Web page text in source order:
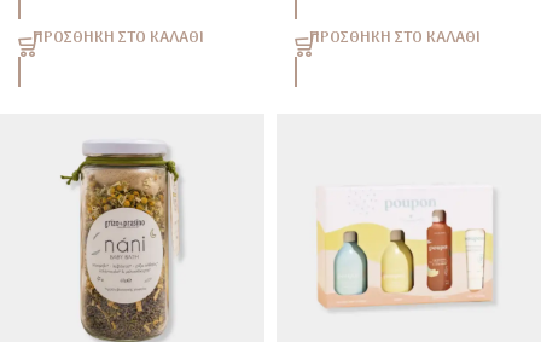
ΠΡΟΣΘΉΚΗ ΣΤΟ ΚΑΛΆΘΙ ΠΡΟΣΘΉΚΗ ΣΤΟ ΚΑΛΆΘΙ